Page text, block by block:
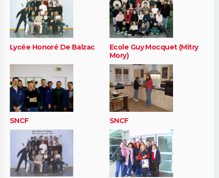
Lycée Honoré De Balzac
Ecole Guy Mocquet (Mitry
Mory)
SNCF SNCF